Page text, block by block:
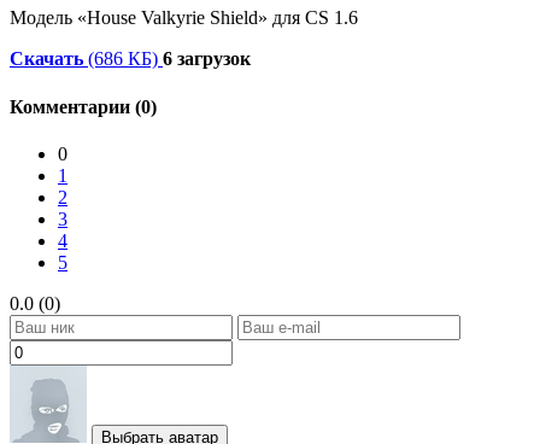
Модель «House Valkyrie Shield» для CS 1.6
Скачать (686 КБ) 6 загрузок
Комментарии (0)
0
1
2
3
4
5
0.0 (0)
Выбрать аватар